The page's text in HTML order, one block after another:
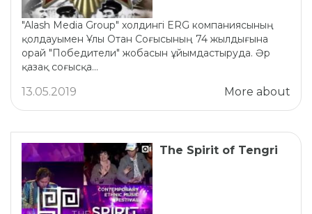
"Alash Media Group" xолдингі ERG компаниясының
қолдауымен Ұлы Отан Соғысының 74 жылдығына
орай "Победители" жобасын ұйымдастыруда. Әр
қазақ соғысқа...
More about
13.05.2019
The Spirit of Tengri